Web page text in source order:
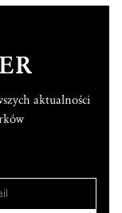
aktualności